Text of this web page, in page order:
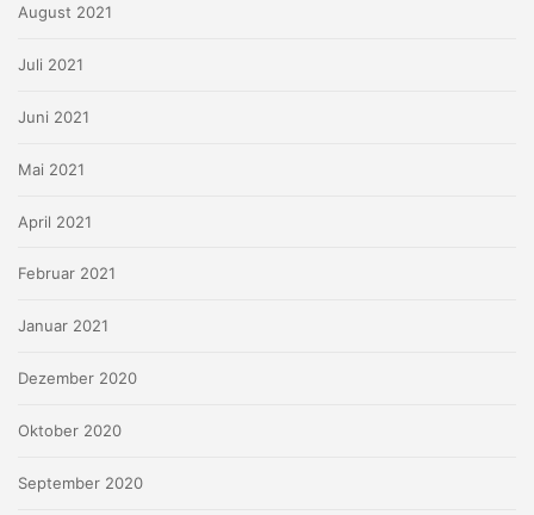
August 2021
Juli 2021
Juni 2021
Mai 2021
April 2021
Februar 2021
Januar 2021
Dezember 2020
Oktober 2020
September 2020